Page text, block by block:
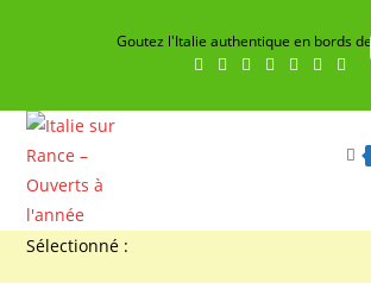
Goutez l'Italie authentique en bords
Sélectionné :